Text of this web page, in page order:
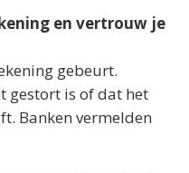
en vertrouw je
gebeurt.
gestort is of dat het
Banken vermelden